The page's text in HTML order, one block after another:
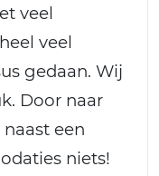
veel
veel
gedaan. Wij
Door naar
een
niets!